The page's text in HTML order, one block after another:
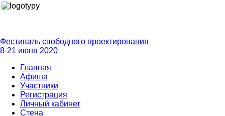
Фестиваль свободного проектирования
8-21 июня 2020
Главная
Афиша
Участники
Регистрация
Личный кабинет
Стена